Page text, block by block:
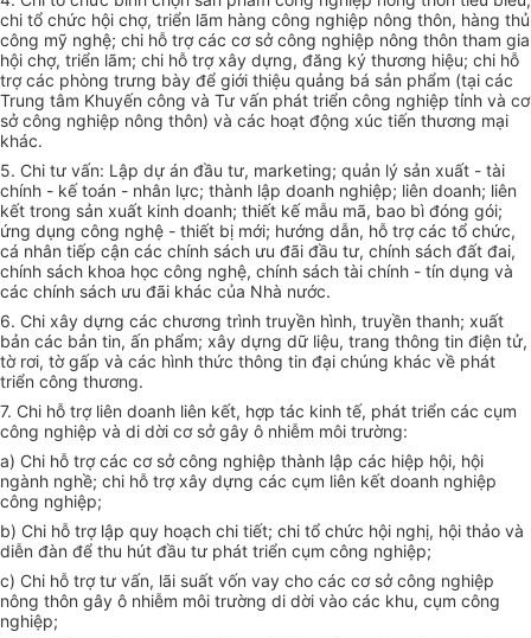
chi tổ chức hội chợ, triển lãm hàng công nghiệp nông thôn, hàng thủ
công mỹ nghệ; chi hỗ trợ các cơ sở công nghiệp nông thôn tham gia
hội chợ, triển lãm; chi hỗ trợ xây dựng, đăng ký thương hiệu; chi hỗ
trợ các phòng trưng bày để giới thiệu quảng bá sản phẩm (tại các
Trung tâm Khuyến công và Tư vấn phát triển công nghiệp tỉnh và cơ
sở công nghiệp nông thôn) và các hoạt động xúc tiến thương mại
khác.
5. Chi tư vấn: Lập dự án đầu tư, marketing; quản lý sản xuất - tài
chính - kế toán - nhân lực; thành lập doanh nghiệp; liên doanh; liên
kết trong sản xuất kinh doanh; thiết kế mẫu mã, bao bì đóng gói;
ứng dụng công nghệ - thiết bị mới; hướng dẫn, hỗ trợ các tổ chức,
cá nhân tiếp cận các chính sách ưu đãi đầu tư, chính sách đất đai,
chính sách khoa học công nghệ, chính sách tài chính - tín dụng và
các chính sách ưu đãi khác của Nhà nước.
6. Chi xây dựng các chương trình truyền hình, truyền thanh; xuất
bản các bản tin, ấn phẩm; xây dựng dữ liệu, trang thông tin điện tử,
tờ rơi, tờ gấp và các hình thức thông tin đại chúng khác về phát
triển công thương.
7. Chi hỗ trợ liên doanh liên kết, hợp tác kinh tế, phát triển các cụm
công nghiệp và di dời cơ sở gây ô nhiễm môi trường:
a) Chi hỗ trợ các cơ sở công nghiệp thành lập các hiệp hội, hội
ngành nghề; chi hỗ trợ xây dựng các cụm liên kết doanh nghiệp
công nghiệp;
b) Chi hỗ trợ lập quy hoạch chi tiết; chi tổ chức hội nghị, hội thảo và
diễn đàn để thu hút đầu tư phát triển cụm công nghiệp;
c) Chi hỗ trợ tư vấn, lãi suất vốn vay cho các cơ sở công nghiệp
nông thôn gây ô nhiễm môi trường di dời vào các khu, cụm công
nghiệp;